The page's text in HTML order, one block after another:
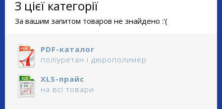
З цієї категорії
За вашим запитом товаров не знайдено :'(
PDF-каталог
поліуретан і дюрополимер
XLS-прайс
на всі товари